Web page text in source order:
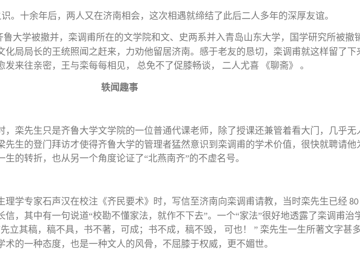
。十余年后，两人又在济南相会，这次相遇就缔结了此后二人多年的深厚友谊。
大学被撤并，栾调甫所在的文学院和文、史两系并入青岛山东大学，国学研究所被撤
局局长的王统照闻之赶来， 力劝他留居济南。感于老友的恳切，栾调甫就这样留了下
来往亲密，王与栾每每相见，
总免不了促膝畅谈， 二人尤喜 《聊斋》 。
轶闻趣事
，栾先生只是齐鲁大学文学院的一位普通代课老师，除了授课还兼管着看大门，几乎无
先生的登门拜访才使得齐鲁大学的管理者猛然意识到栾调甫的学术价值，很快就聘请他
的转折，也从另一个角度论证了“北燕南齐”的不虚名号。
理学专家石声汉在校注《齐民要术》时，写信至济南向栾调甫请教，当时栾先生已经 80
信，其中有一句说道“校勘不懂家法，就作不下去”。一个“家法”很好地透露了栾调甫治
立其稿，稿不具，书不著，可成；书不成，稿不毁，
可也！ ” 栾先生一生所著文字甚
的一种态度，也是一种文人的风骨，不屈膝于权威，更不媚世。